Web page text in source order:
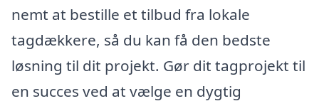
nemt at bestille et tilbud fra lokale
tagdækkere, så du kan få den bedste
løsning til dit projekt. Gør dit tagprojekt til
en succes ved at vælge en dygtig